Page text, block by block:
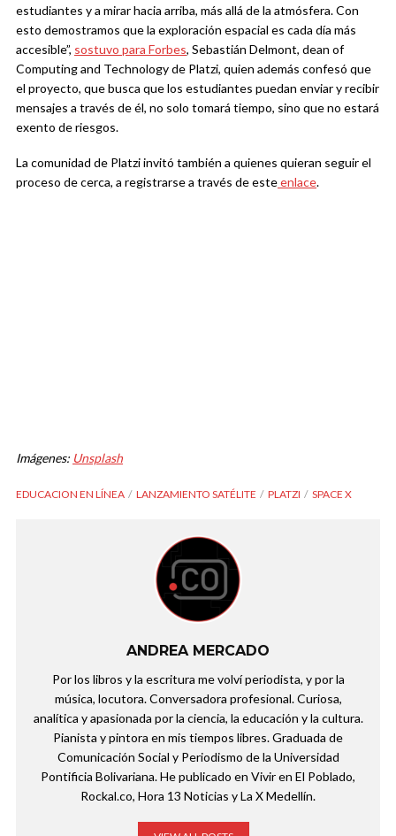
estudiantes y a mirar hacia arriba, más allá de la atmósfera. Con
esto demostramos que la exploración espacial es cada día más
accesible”, sostuvo para Forbes, Sebastián Delmont, dean of
Computing and Technology de Platzi, quien además confesó que
el proyecto, que busca que los estudiantes puedan enviar y recibir
mensajes a través de él, no solo tomará tiempo, sino que no estará
exento de riesgos.
La comunidad de Platzi invitó también a quienes quieran seguir el
proceso de cerca, a registrarse a través de esteenlace.
Imágenes: Unsplash
EDUCACION EN LÍNEA LANZAMIENTO SATÉLITE PLATZI SPACE X
ANDREA MERCADO
Por los libros y la escritura me volví periodista, y por la
música, locutora. Conversadora profesional. Curiosa,
analítica y apasionada por la ciencia, la educación y la cultura.
Pianista y pintora en mis tiempos libres. Graduada de
Comunicación Social y Periodismo de la Universidad
Pontificia Bolivariana. He publicado en Vivir en El Poblado,
Rockal.co, Hora 13 Noticias y La X Medellín.